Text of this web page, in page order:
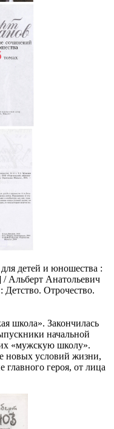
детей и юношества :
Альберт Анатольевич
Отрочество.
школа». Закончилась
начальной
«мужскую школу».
новых условий жизни,
главного героя, от лица